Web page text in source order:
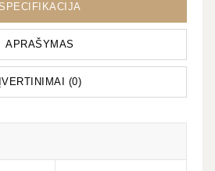
SPECIFIKACIJA
APRAŠYMAS
ĮVERTINIMAI (0)